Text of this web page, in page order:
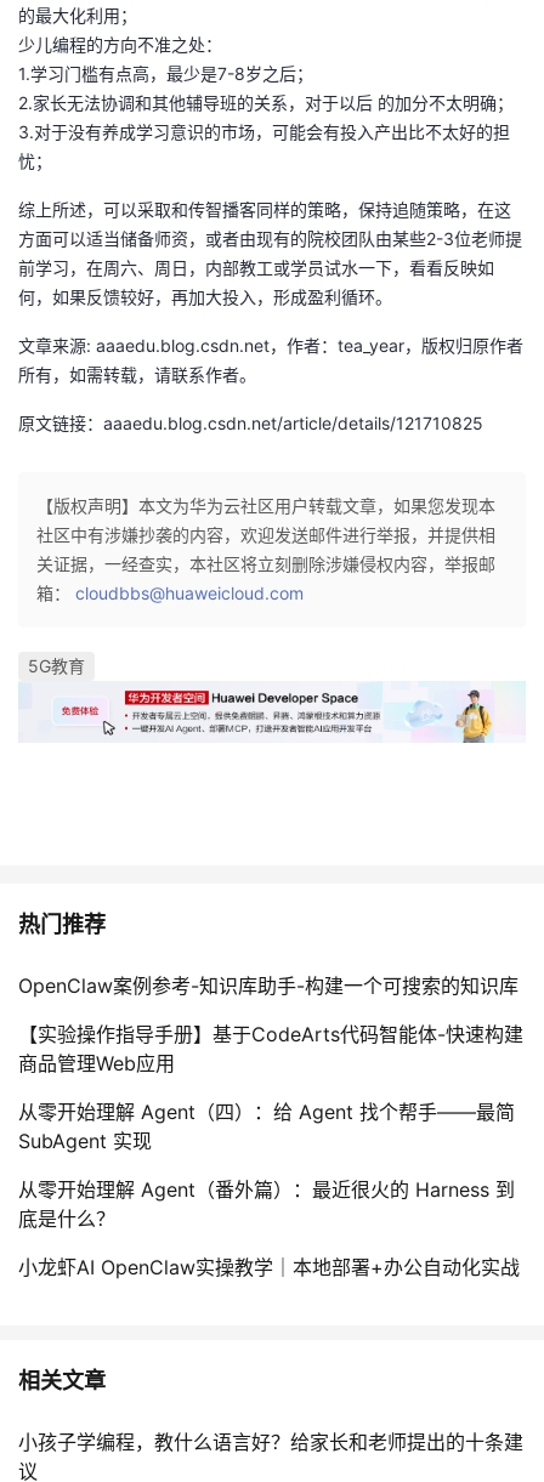
的最大化利用；
少儿编程的方向不准之处：
1.学习门槛有点高，最少是7-8岁之后；
2.家长无法协调和其他辅导班的关系，对于以后 的加分不太明确；
3.对于没有养成学习意识的市场，可能会有投入产出比不太好的担
忧；
综上所述，可以采取和传智播客同样的策略，保持追随策略，在这
方面可以适当储备师资，或者由现有的院校团队由某些2-3位老师提
前学习，在周六、周日，内部教工或学员试水一下，看看反映如
何，如果反馈较好，再加大投入，形成盈利循环。
文章来源: aaaedu.blog.csdn.net，作者：tea_year，版权归原作者
所有，如需转载，请联系作者。
原文链接：aaaedu.blog.csdn.net/article/details/121710825
【版权声明】本文为华为云社区用户转载文章，如果您发现本
社区中有涉嫌抄袭的内容，欢迎发送邮件进行举报，并提供相
关证据，一经查实，本社区将立刻删除涉嫌侵权内容，举报邮
箱： cloudbbs@huaweicloud.com
5G教育
热门推荐
OpenClaw案例参考-知识库助手-构建一个可搜索的知识库
【实验操作指导手册】基于CodeArts代码智能体-快速构建
商品管理Web应用
从零开始理解 Agent（四）：给 Agent 找个帮手——最简
SubAgent 实现
从零开始理解 Agent（番外篇）：最近很火的 Harness 到
底是什么？
小龙虾AI OpenClaw实操教学｜本地部署+办公自动化实战
相关文章
小孩子学编程，教什么语言好？给家长和老师提出的十条建
议